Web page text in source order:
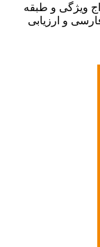
و طبقه
ارزیابی